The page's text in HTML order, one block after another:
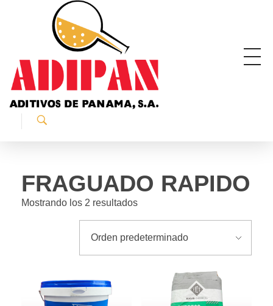
ADIPAN - Aditivos de Panamá S.A.
Productos especializados para la construcción.
FRAGUADO RAPIDO
Mostrando los 2 resultados